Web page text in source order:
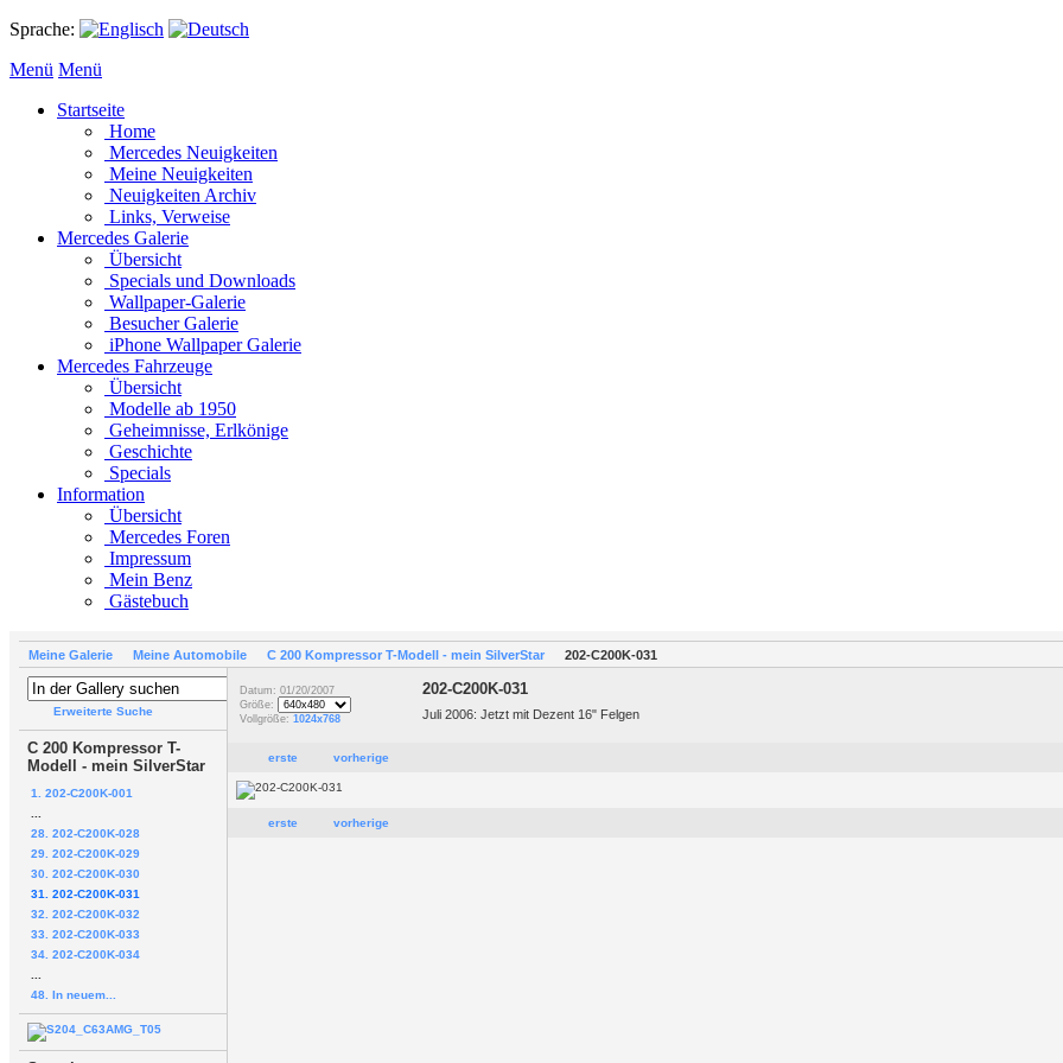
Sprache:
Menü Menü
Startseite
Home
Mercedes Neuigkeiten
Meine Neuigkeiten
Neuigkeiten Archiv
Links, Verweise
Mercedes Galerie
Übersicht
Specials und Downloads
Wallpaper-Galerie
Besucher Galerie
iPhone Wallpaper Galerie
Mercedes Fahrzeuge
Übersicht
Modelle ab 1950
Geheimnisse, Erlkönige
Geschichte
Specials
Information
Übersicht
Mercedes Foren
Impressum
Mein Benz
Gästebuch
Meine Galerie Meine Automobile C 200 Kompressor T-Modell - mein SilverStar 202-C200K-031
Erweiterte Suche
C 200 Kompressor T-
Modell - mein SilverStar
1. 202-C200K-001
28. 202-C200K-028
29. 202-C200K-029
30. 202-C200K-030
31. 202-C200K-031
32. 202-C200K-032
33. 202-C200K-033
34. 202-C200K-034
48. In neuem...
Datum: 01/20/2007
Größe:
Vollgröße: 1024x768
202-C200K-031
Juli 2006: Jetzt mit Dezent 16" Felgen
erste vorherige
erste vorherige